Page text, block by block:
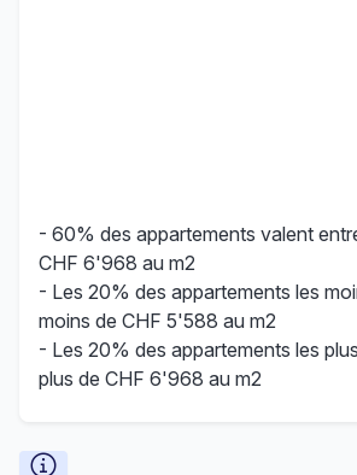
- 60% des appartements valent
CHF 6'968 au m2
- Les 20% des appartements les
moins de CHF 5'588 au m2
- Les 20% des appartements les
plus de CHF 6'968 au m2